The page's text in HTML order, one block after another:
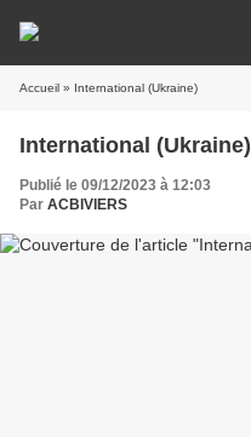
Accueil » International (Ukraine)
International (Ukraine)
Publié le 09/12/2023 à 12:03
Par ACBIVIERS